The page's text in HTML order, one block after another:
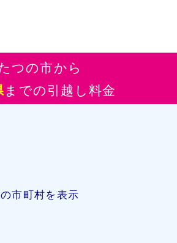
つの市から
までの引越し料金
市町村を表示